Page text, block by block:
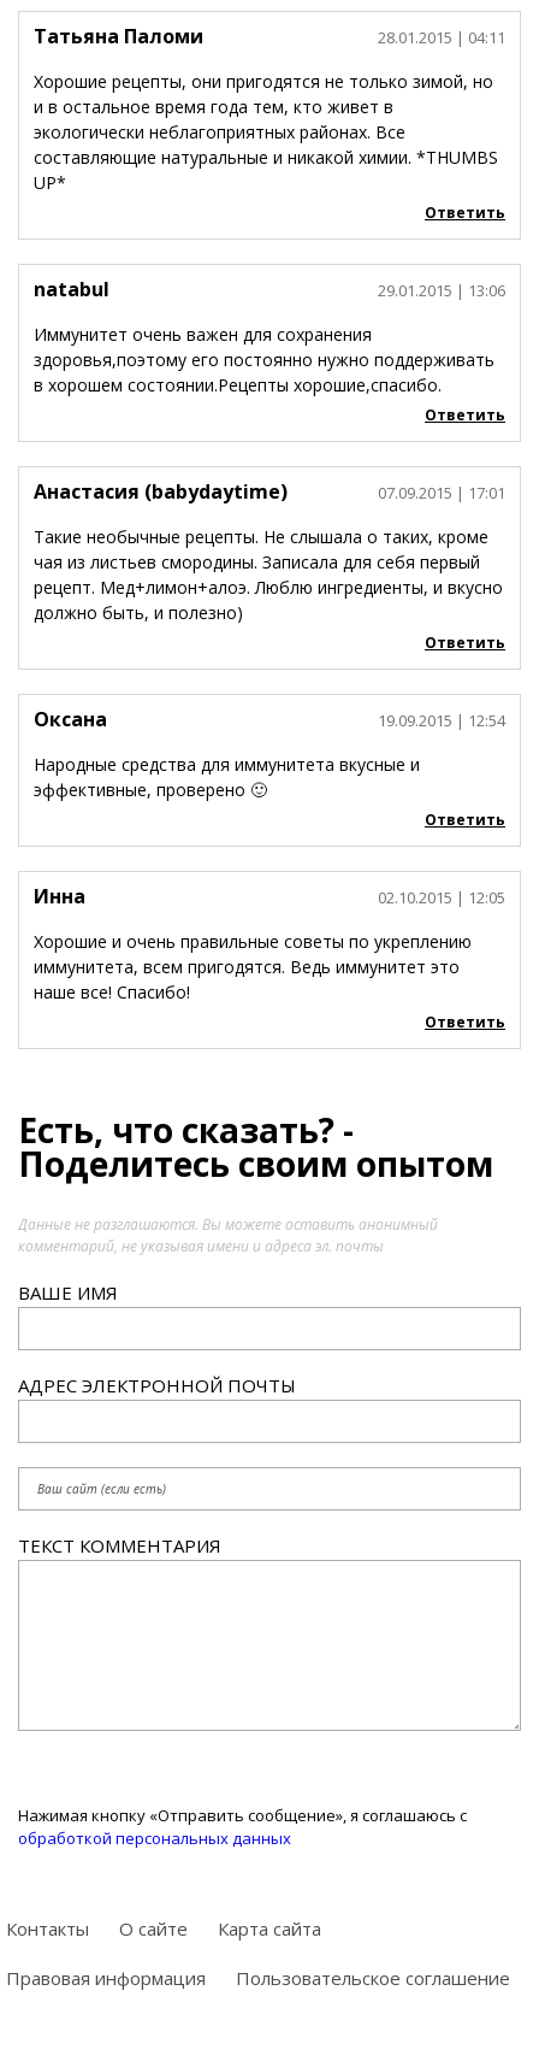
Татьяна Паломи 28.01.2015 | 04:11
Хорошие рецепты, они пригодятся не только зимой, но
и в остальное время года тем, кто живет в
экологически неблагоприятных районах. Все
составляющие натуральные и никакой химии. *THUMBS
UP*
Ответить
natabul 29.01.2015 | 13:06
Иммунитет очень важен для сохранения
здоровья,поэтому его постоянно нужно поддерживать
в хорошем состоянии.Рецепты хорошие,спасибо.
Ответить
Анастасия (babydaytime) 07.09.2015 | 17:01
Такие необычные рецепты. Не слышала о таких, кроме
чая из листьев смородины. Записала для себя первый
рецепт. Мед+лимон+алоэ. Люблю ингредиенты, и вкусно
должно быть, и полезно)
Ответить
Оксана 19.09.2015 | 12:54
Народные средства для иммунитета вкусные и
эффективные, проверено 🙂
Ответить
Инна 02.10.2015 | 12:05
Хорошие и очень правильные советы по укреплению
иммунитета, всем пригодятся. Ведь иммунитет это
наше все! Спасибо!
Ответить
Есть, что сказать? -
Поделитесь своим опытом
Данные не разглашаются. Вы можете оставить анонимный
комментарий, не указывая имени и адреса эл. почты
ВАШЕ ИМЯ
АДРЕС ЭЛЕКТРОННОЙ ПОЧТЫ
ТЕКСТ КОММЕНТАРИЯ
Нажимая кнопку «Отправить сообщение», я соглашаюсь с
обработкой персональных данных
Контакты О сайте Карта сайта
Правовая информация Пользовательское соглашение